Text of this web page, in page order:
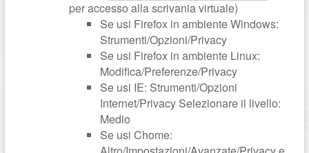
per accesso alla scrivania virtuale)
Se usi Firefox in ambiente Windows:
Strumenti/Opzioni/Privacy
Se usi Firefox in ambiente Linux:
Modifica/Preferenze/Privacy
Se usi IE: Strumenti/Opzioni
Internet/Privacy Selezionare il livello:
Medio
Se usi Chome: